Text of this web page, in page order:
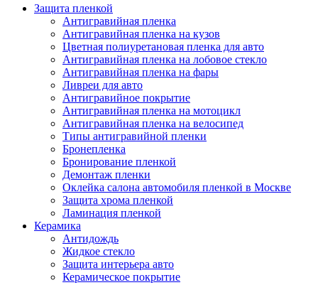
Защита пленкой
Антигравийная пленка
Антигравийная пленка на кузов
Цветная полиуретановая пленка для авто
Антигравийная пленка на лобовое стекло
Антигравийная пленка на фары
Ливреи для авто
Антигравийное покрытие
Антигравийная пленка на мотоцикл
Антигравийная пленка на велосипед
Типы антигравийной пленки
Бронепленка
Бронирование пленкой
Демонтаж пленки
Оклейка салона автомобиля пленкой в Москве
Защита хрома пленкой
Ламинация пленкой
Керамика
Антидождь
Жидкое стекло
Защита интерьера авто
Керамическое покрытие